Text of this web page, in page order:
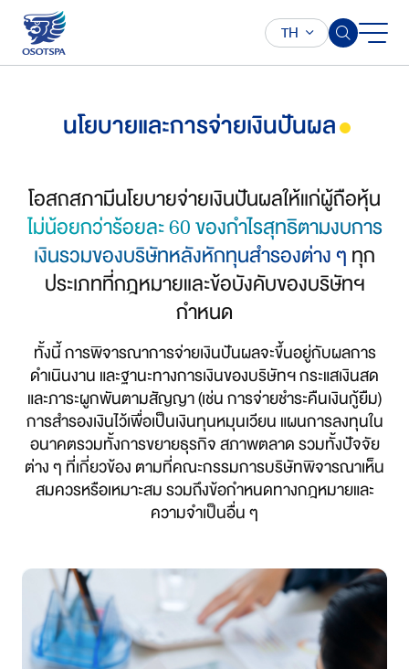
TH
นโยบายและการจ่ายเงินปันผล
โอสถสภามีนโยบายจ่ายเงินปันผลให้แก่ผู้ถือหุ้น
ไม่น้อยกว่าร้อยละ 60 ของกำไรสุทธิตามงบการ
เงินรวมของบริษัทหลังหักทุนสำรองต่าง ๆทุก
ประเภทที่กฎหมายและข้อบังคับของบริษัทฯ
กำหนด
ทั้งนี้ การพิจารณาการจ่ายเงินปันผลจะขึ้นอยู่กับผลการ
ดำเนินงาน และฐานะทางการเงินของบริษัทฯ กระแสเงินสด
และภาระผูกพันตามสัญญา (เช่น การจ่ายชำระคืนเงินกู้ยืม)
การสำรองเงินไว้เพื่อเป็นเงินทุนหมุนเวียน แผนการลงทุนใน
อนาคตรวมทั้งการขยายธุรกิจ สภาพตลาด รวมทั้งปัจจัย
ต่าง ๆ ที่เกี่ยวข้อง ตามที่คณะกรรมการบริษัทพิจารณาเห็น
สมควรหรือเหมาะสม รวมถึงข้อกำหนดทางกฎหมายและ
ความจำเป็นอื่น ๆ